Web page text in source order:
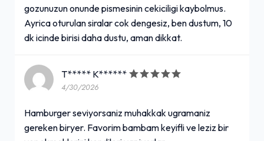
gozunuzun onunde pismesinin cekiciligi kaybolmus.
Ayrica oturulan siralar cok dengesiz, ben dustum, 10
dk icinde birisi daha dustu, aman dikkat.
T***** K******
4/30/2026
Hamburger seviyorsaniz muhakkak ugramaniz
gereken biryer. Favorim bambam keyifli ve leziz bir